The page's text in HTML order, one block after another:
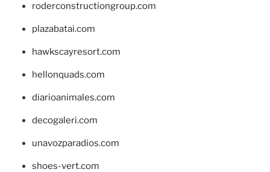
roderconstructiongroup.com
plazabatai.com
hawkscayresort.com
hellonquads.com
diarioanimales.com
decogaleri.com
unavozparadios.com
shoes-vert.com